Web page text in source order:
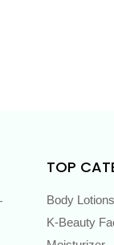
TOP
Body Lotions
K-Beauty